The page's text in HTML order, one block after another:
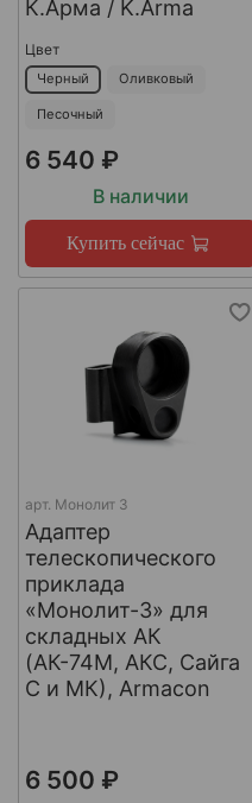
К.Арма / K.Arma
Цвет
Черный Оливковый
Песочный
6 540 ₽
В наличии
Купить сейчас
арт. Монолит 3
Адаптер
телескопического
приклада
«Монолит-3» для
складных АК
(АК-74М, АКС, Сайга
С и МК), Armacon
6 500 ₽